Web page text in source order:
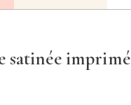
satinée